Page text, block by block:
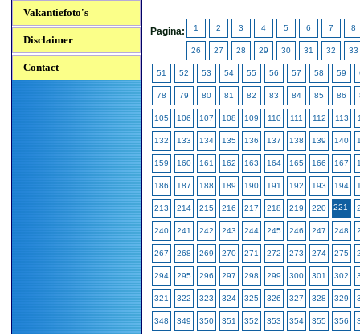
Vakantiefoto's
Disclaimer
Contact
Pagina: 1 2 3 4 5 6 7 8
26 27 28 29 30 31 32 33
51 52 53 54 55 56 57 58 59
78 79 80 81 82 83 84 85 86
105 106 107 108 109 110 111 112 113
132 133 134 135 136 137 138 139 140
159 160 161 162 163 164 165 166 167
186 187 188 189 190 191 192 193 194
213 214 215 216 217 218 219 220 221
240 241 242 243 244 245 246 247 248
267 268 269 270 271 272 273 274 275
294 295 296 297 298 299 300 301 302
321 322 323 324 325 326 327 328 329
348 349 350 351 352 353 354 355 356